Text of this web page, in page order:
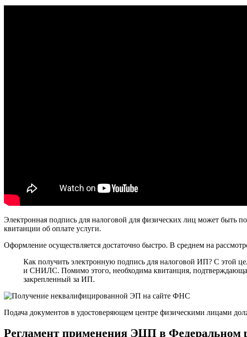
Электронная подпись для налоговой для физических лиц может быть
квитанции об оплате услуги.
Оформление осуществляется достаточно быстро. В среднем на
Как получить электронную подпись для налоговой ИП? С этой
и СНИЛС. Помимо этого, необходима квитанция,
закрепленный за ИП.
Подача документов в удостоверяющем центре физическими лицами
Регламент применения ЭЦП в Федеральном